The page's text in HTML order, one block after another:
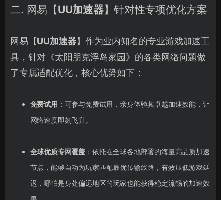
二. 网易【UU加速器】针对性专项优化方案
网易【UU加速器】作为业内知名的专业游戏加速工
具，针对《太阳朋克浮岛家园》的各类网络问题做
了专属适配优化，核心优势如下：
免费试用 ：可参与免费试用，亲身体验其卓越加速效能，让
网络速度即刻飞升。
全球优质专网覆盖：依托在全球各地部署的海量高品质加速
节点，能够自动为玩家匹配最优传输线路，有效压低游戏延
迟，哪怕是身处偏远地区的玩家也能获得稳定流畅的加速效